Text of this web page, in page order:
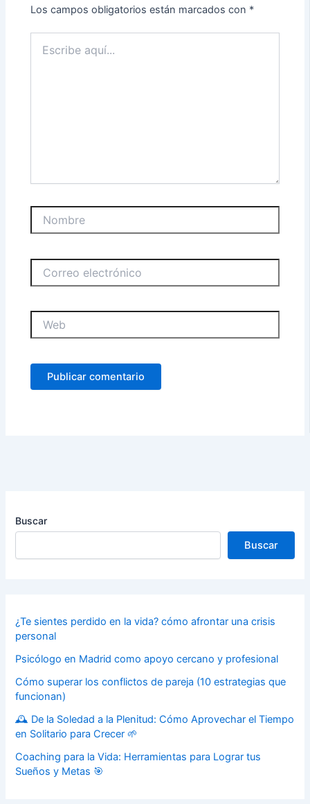
Los campos obligatorios están marcados con *
aquí...
electrónico
Buscar
Buscar
¿Te sientes perdido en la vida? cómo afrontar una crisis
personal
Psicólogo en Madrid como apoyo cercano y profesional
Cómo superar los conflictos de pareja (10 estrategias que
funcionan)
🕰️ De la Soledad a la Plenitud: Cómo Aprovechar el Tiempo
en Solitario para Crecer 🌱
Coaching para la Vida: Herramientas para Lograr tus
Sueños y Metas 🎯